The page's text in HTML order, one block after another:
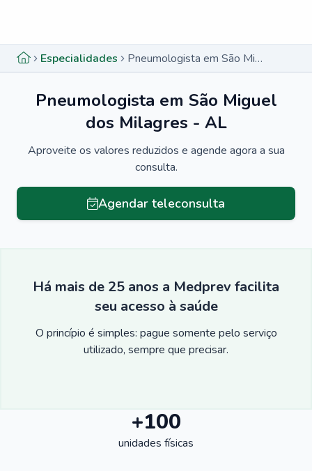
Especialidades Pneumologista em São Miguel dos Milagres - AL
Pneumologista em São Miguel
dos Milagres - AL
Aproveite os valores reduzidos e agende agora a sua
consulta.
Agendar teleconsulta
Há mais de 25 anos a Medprev facilita
seu acesso à saúde
O princípio é simples: pague somente pelo serviço
utilizado, sempre que precisar.
+100
unidades físicas